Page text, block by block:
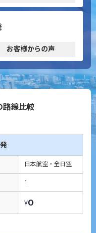
お客様からの声
路線比較
発
日本航空・全日空
1
¥0